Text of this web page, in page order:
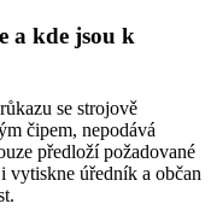
a kde jsou k
se strojově
čipem, nepodává
předloží požadované
vytiskne úředník a občan